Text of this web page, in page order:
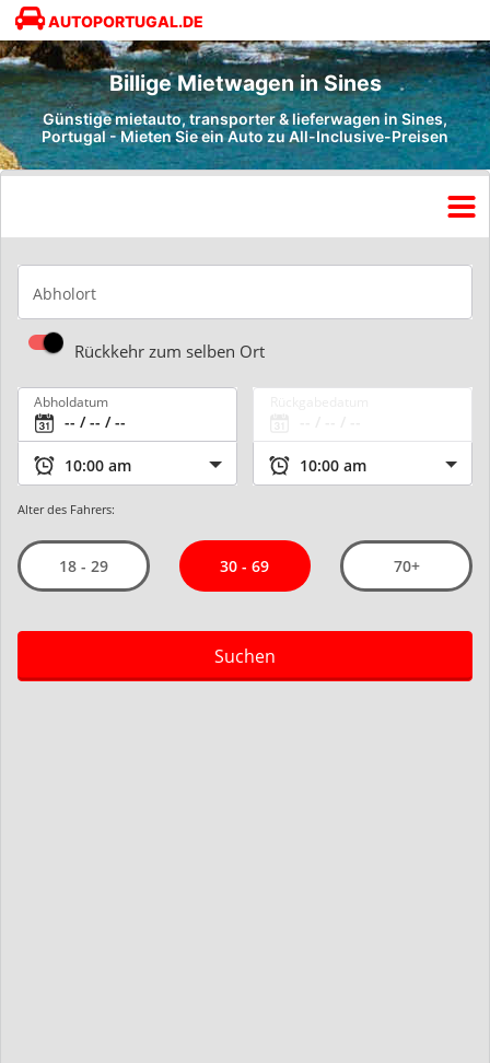
AUTOPORTUGAL.DE
Billige Mietwagen in Sines
Günstige mietauto, transporter & lieferwagen in Sines,
Portugal - Mieten Sie ein Auto zu All-Inclusive-Preisen
Abholort
Rückkehr zum selben Ort
Abholdatum
Alter des Fahrers:
18 - 29 30 - 69 70+
Suchen